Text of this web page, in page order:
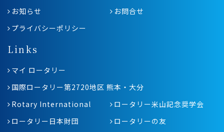
お知らせ
お問合せ
プライバシーポリシー
Links
マイ ロータリー
国際ロータリー第2720地区 熊本・大分
Rotary International
ロータリー米山記念奨学会
ロータリー日本財団
ロータリーの友